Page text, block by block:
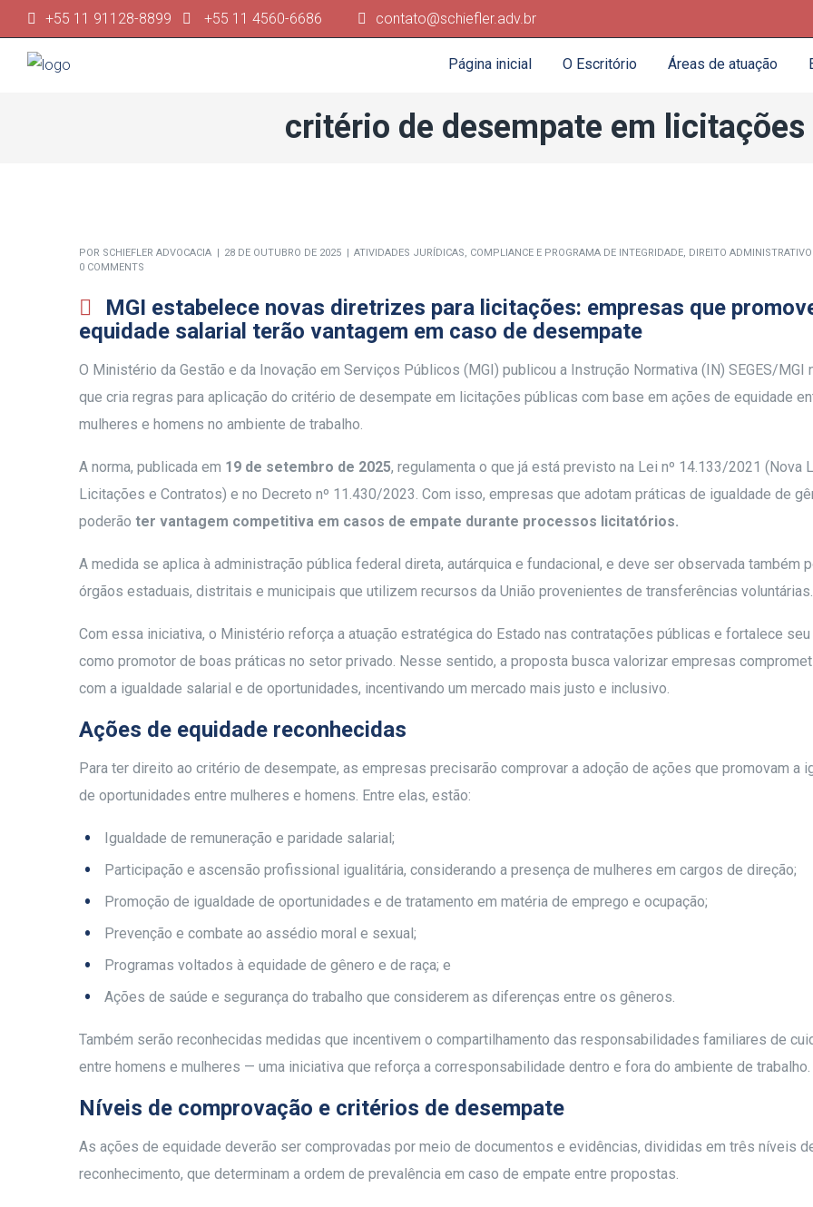
+55 11 91128-8899 +55 11 4560-6686 contato@schiefler.adv.br
Página inicial O Escritório Áreas de atuação
critério de desempate em
POR SCHIEFLER ADVOCACIA 28 DE OUTUBRO DE 2025 ATIVIDADES JURÍDICAS, COMPLIANCE E PROGRAMA DE INTEGRIDADE, DIREITO ADMINISTRATIVO
0 COMMENTS
MGI estabelece novas diretrizes para licitações: empresas que
equidade salarial terão vantagem em caso de desempate
O Ministério da Gestão e da Inovação em Serviços Públicos (MGI) publicou a Instrução Normativa (IN) SEGES/MGI
que cria regras para aplicação do critério de desempate em licitações públicas com base em ações de equidade
mulheres e homens no ambiente de trabalho.
A norma, publicada em 19 de setembro de 2025, regulamenta o que já está previsto na Lei nº 14.133/2021 (Nova
Licitações e Contratos) e no Decreto nº 11.430/2023. Com isso, empresas que adotam práticas de igualdade de
poderão ter vantagem competitiva em casos de empate durante processos licitatórios.
A medida se aplica à administração pública federal direta, autárquica e fundacional, e deve ser observada também
órgãos estaduais, distritais e municipais que utilizem recursos da União provenientes de transferências voluntárias.
Com essa iniciativa, o Ministério reforça a atuação estratégica do Estado nas contratações públicas e fortalece seu
como promotor de boas práticas no setor privado. Nesse sentido, a proposta busca valorizar empresas
com a igualdade salarial e de oportunidades, incentivando um mercado mais justo e inclusivo.
Ações de equidade reconhecidas
Para ter direito ao critério de desempate, as empresas precisarão comprovar a adoção de ações que promovam a
de oportunidades entre mulheres e homens. Entre elas, estão:
Igualdade de remuneração e paridade salarial;
Participação e ascensão profissional igualitária, considerando a presença de mulheres em cargos de direção;
Promoção de igualdade de oportunidades e de tratamento em matéria de emprego e ocupação;
Prevenção e combate ao assédio moral e sexual;
Programas voltados à equidade de gênero e de raça; e
Ações de saúde e segurança do trabalho que considerem as diferenças entre os gêneros.
Também serão reconhecidas medidas que incentivem o compartilhamento das responsabilidades familiares de
entre homens e mulheres — uma iniciativa que reforça a corresponsabilidade dentro e fora do ambiente de trabalho.
Níveis de comprovação e critérios de desempate
As ações de equidade deverão ser comprovadas por meio de documentos e evidências, divididas em três níveis
reconhecimento, que determinam a ordem de prevalência em caso de empate entre propostas.